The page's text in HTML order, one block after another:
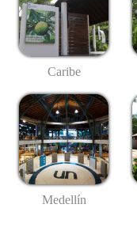
Caribe
Medellín